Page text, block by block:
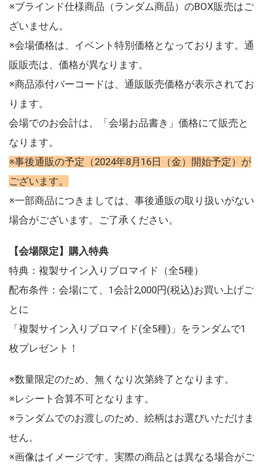
※ブラインド仕様商品（ランダム商品）のBOX販売はご
ざいません。
※会場価格は、イベント特別価格となっております。通
販販売は、価格が異なります。
※商品添付バーコードは、通販販売価格が表示されてお
ります。
会場でのお会計は、「会場お品書き」価格にて販売と
なります。
※事後通販の予定（2024年8月16日（金）開始予定）が
ございます。
※一部商品につきましては、事後通販の取り扱いがない
場合がございます。ご了承ください。
【会場限定】購入特典
特典：複製サイン入りブロマイド（全5種）
配布条件：会場にて、1会計2,000円(税込)お買い上げご
とに
「複製サイン入りブロマイド(全5種)」をランダムで1
枚プレゼント！
※数量限定のため、無くなり次第終了となります。
※レシート合算不可となります。
※ランダムでのお渡しのため、絵柄はお選びいただけま
せん。
※画像はイメージです。実際の商品とは異なる場合がご